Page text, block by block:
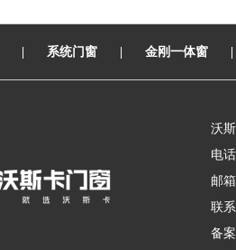
| 系统门窗 | 金刚一体窗 |
沃
电
邮
联
备